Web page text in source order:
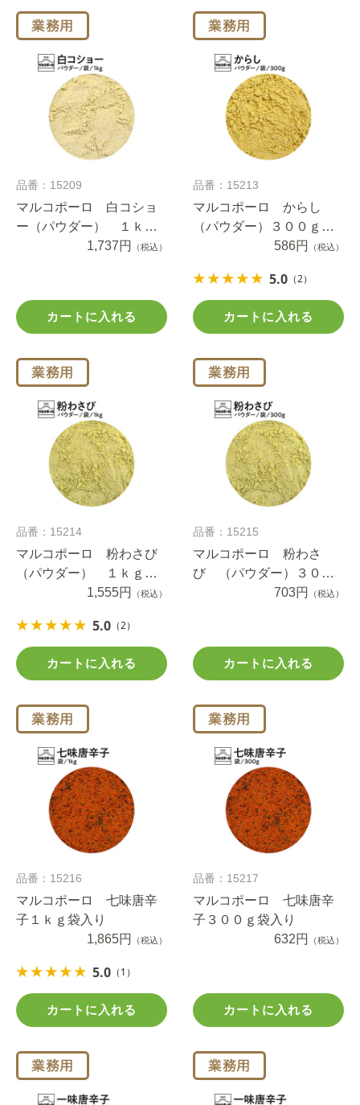
品番：15209
マルコポーロ 白コショ
ー（パウダー） １ｋｇ
1,737円 （税込）
カートに入れる
品番：15213
マルコポーロ からし
（パウダー）３００ｇ袋
586円 （税込）
5.0 （2）
カートに入れる
品番：15214
マルコポーロ 粉わさび
（パウダー） １ｋｇ袋
1,555円 （税込）
5.0 （2）
カートに入れる
品番：15215
マルコポーロ 粉わさ
び （パウダー）３００
703円 （税込）
カートに入れる
品番：15216
マルコポーロ 七味唐辛
子１ｋｇ袋入り
1,865円
（税込）
5.0 （1）
カートに入れる
品番：15217
マルコポーロ 七味唐辛
子３００ｇ袋入り
632円
（税込）
カートに入れる